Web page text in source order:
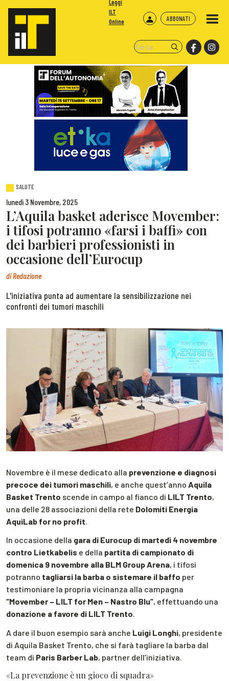
ABBONATI
Leggi
ILT
Online
SALUTE
lunedì 3 Novembre, 2025
L’Aquila basket aderisce Movember:
i tifosi potranno «farsi i baffi» con
dei barbieri professionisti in
occasione dell’Eurocup
diRedazione
L'iniziativa punta ad aumentare la sensibilizzazione nei
confronti dei tumori maschili
Novembre è il mese dedicato alla prevenzione e diagnosi
precoce dei tumori maschili, e anche quest’anno Aquila
Basket Trento scende in campo al fianco di LILT Trento,
una delle 28 associazioni della rete Dolomiti Energia
AquiLab for no profit
In occasione della gara di Eurocup di martedì 4 novembre
contro Lietkabelis e della partita di campionato di
domenica 9 novembre alla BLM Group Arena, i tifosi
potranno tagliarsi la barba o sistemare il baffo per
testimoniare la propria vicinanza alla campagna
“Movember – LILT for Men – Nastro Blu”, effettuando una
donazione a favore di LILT Trento.
A dare il buon esempio sarà anche Luigi Longhi, presidente
di Aquila Basket Trento, che si farà tagliare la barba dal
team di Paris Barber Lab, partner dell’iniziativa.
«La prevenzione è un gioco di squadra»